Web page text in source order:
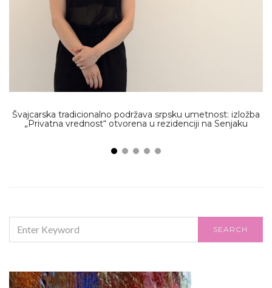
Švajcarska tradicionalno podržava srpsku umetnost: izložba
„Privatna vrednost“ otvorena u rezidenciji na Senjaku
FOR:
SEARCH